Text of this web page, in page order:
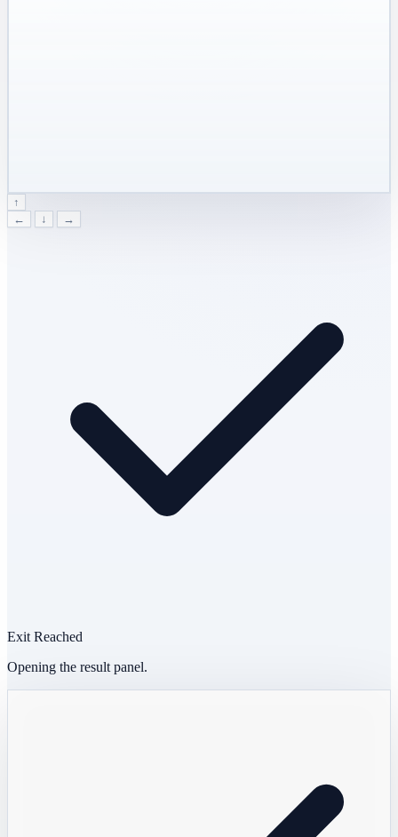
↑
←
↓ →
Exit Reached
Opening the result panel.